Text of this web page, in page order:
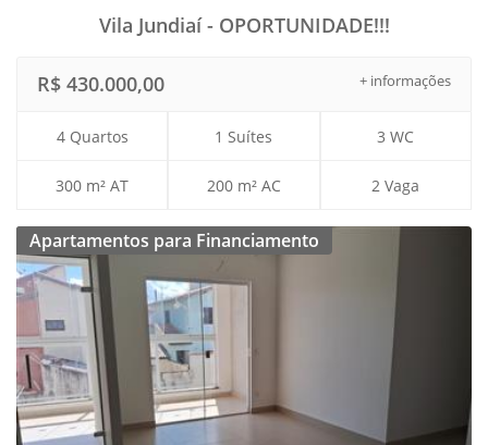
Vila Jundiaí - OPORTUNIDADE!!!
+ informações
R$ 430.000,00
4 Quartos 1 Suítes 3 WC
300 m² AT 200 m² AC 2 Vaga
Apartamentos para Financiamento